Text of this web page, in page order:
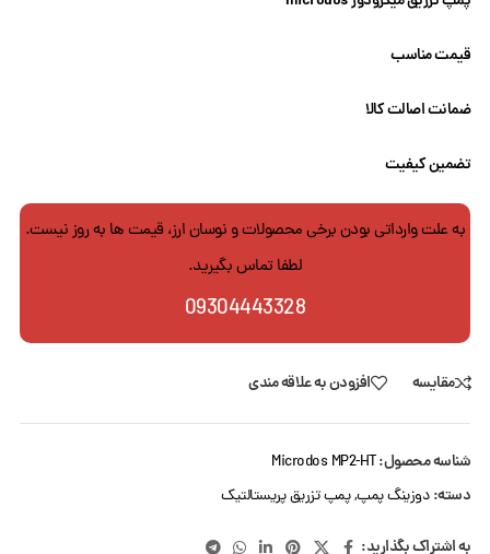
قیمت مناسب
ضمانت اصالت کالا
تضمین کیفیت
به علت وارداتی بودن برخی محصولات و نوسان ارز، قیمت ها به روز نیست.
لطفا تماس بگیرید.
09304443328
مقایسه افزودن به علاقه مندی
شناسه محصول:Microdos MP2-HT
دسته: دوزینگ پمپ,پمپ تزریق پریستالتیک
به اشتراک بگذارید: